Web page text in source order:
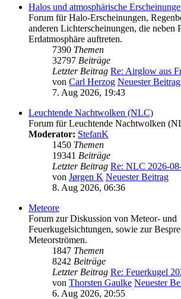
Halos und atmosphärische
Forum für Halo-Erscheinungen,
anderen Lichterscheinungen, die neben
Erdatmosphäre auftreten.
7390 Themen
32797 Beiträge
Letzter Beitrag Re: Airglow aus
von Carl Herzog Neuester Beitrag
7. Aug 2026, 19:43
Leuchtende Nachtwolken (NLC)
Forum für Leuchtende Nachtwolken
Moderator: StefanK
1450 Themen
19341 Beiträge
Letzter Beitrag Re: NLC 2026-
von Jørgen K Neuester Beitrag
8. Aug 2026, 06:36
Meteore
Forum zur Diskussion von Meteor- und
Feuerkugelsichtungen, sowie zur
Meteorströmen.
1847 Themen
8242 Beiträge
Letzter Beitrag Re: Feuerkugel
von Thorsten Gaulke Neuester
6. Aug 2026, 20:55